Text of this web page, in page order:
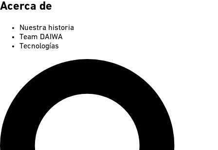
Acerca de
Nuestra historia
Team DAIWA
Tecnologías